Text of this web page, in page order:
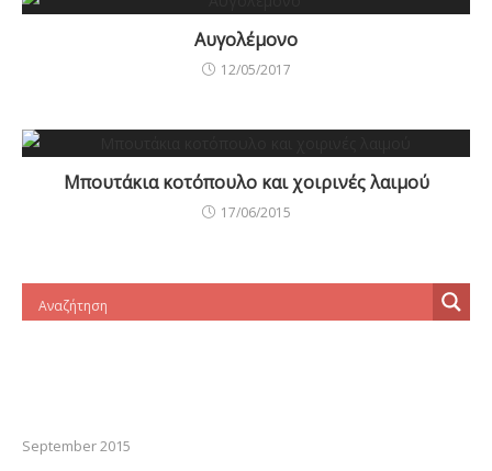
Αυγολέμονο
12/05/2017
Μπουτάκια κοτόπουλο και χοιρινές λαιμού
17/06/2015
September 2015